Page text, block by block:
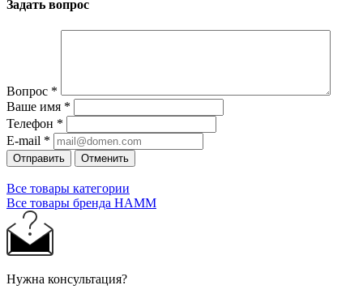
Задать вопрос
Вопрос *
Ваше имя *
Телефон *
E-mail *
Отправить Отменить
Все товары категории
Все товары бренда HAMM
Нужна консультация?